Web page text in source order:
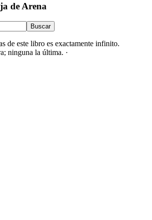
de Arena
de este libro es exactamente infinito.
ninguna la última. ·